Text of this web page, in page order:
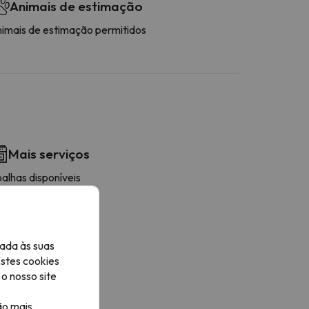
Animais de estimação
de estimação permitidos
Mais serviços
disponíveis
às suas
cookies
nosso site
mais